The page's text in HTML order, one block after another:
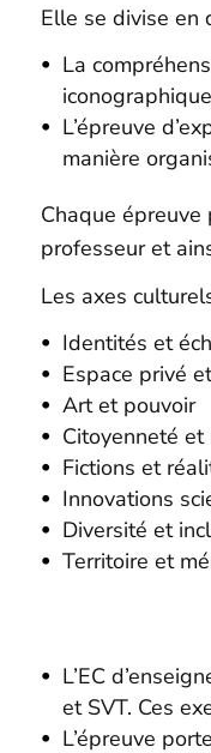
Elle se divise en
La
L’épreuve
manière
Chaque
professeur et
Les axes
Identités et
Espace privé
Art et pouvoir
Citoyenneté
Fictions et
Innovations
Diversité et
Territoire et
L’EC
et SVT. Ces
L’épreuve